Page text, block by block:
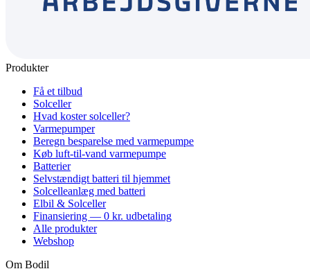
Produkter
Få et tilbud
Solceller
Hvad koster solceller?
Varmepumper
Beregn besparelse med varmepumpe
Køb luft-til-vand varmepumpe
Batterier
Selvstændigt batteri til hjemmet
Solcelleanlæg med batteri
Elbil & Solceller
Finansiering — 0 kr. udbetaling
Alle produkter
Webshop
Om Bodil